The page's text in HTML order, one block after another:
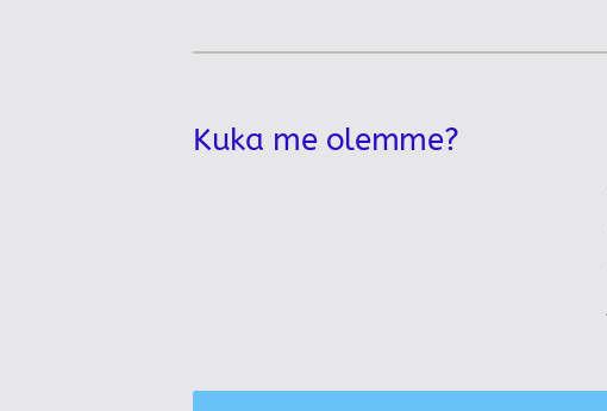
Kuka me olemme?